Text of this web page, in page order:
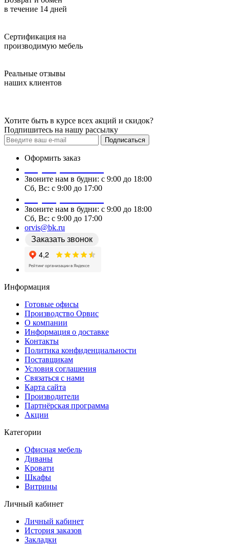
в течение 14 дней
Сертификация на
производимую мебель
Реальные отзывы
наших клиентов
Хотите быть в курсе всех акций и скидок?
Подпишитесь на нашу рассылку
Подписаться
Оформить заказ
Звоните нам в будни: c 9:00 до 18:00
Сб, Вс: c 9:00 до 17:00
Звоните нам в будни: c 9:00 до 18:00
Сб, Вс: c 9:00 до 17:00
orvis@bk.ru
Заказать звонок
Информация
Готовые офисы
Производство Орвис
О компании
Информация о доставке
Контакты
Политика конфиденциальности
Поставщикам
Условия соглашения
Связаться с нами
Карта сайта
Производители
Партнёрская программа
Акции
Категории
Офисная мебель
Диваны
Кровати
Шкафы
Витрины
Личный кабинет
Личный кабинет
История заказов
Закладки